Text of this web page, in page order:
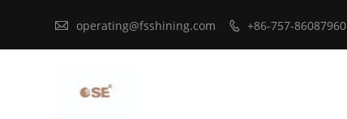
 operating@fsshining.com  +86-757-86087960